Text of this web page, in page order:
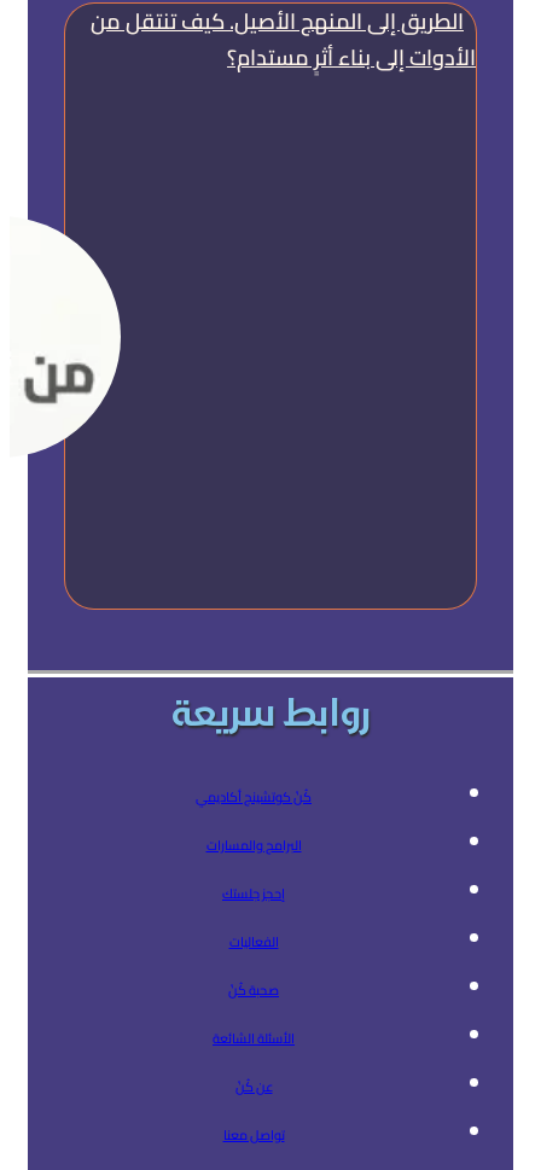
الطريق إلى المنهج الأصيل. كيف تنتقل من
الأدوات إلى بناء أثرٍ مستدام؟
روابط سريعة
كُنْ كوتشينج أكاديمي
البرامج والمسارات
إحجز جلستك
الفعاليات
صحبة كُنْ
الأسئلة الشائعة
عن كُنْ
تواصل معنا